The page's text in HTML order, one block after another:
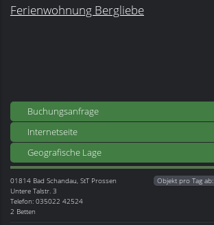
Ferienwohnung Bergliebe
Buchungsanfrage
Internetseite
Geografische Lage
01814 Bad Schandau, StT Prossen
Untere Talstr. 3
Telefon: 035022 42524
2 Betten
Objekt pro Tag ab: